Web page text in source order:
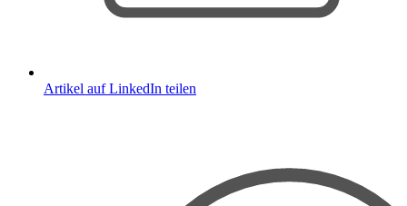
Artikel auf LinkedIn teilen